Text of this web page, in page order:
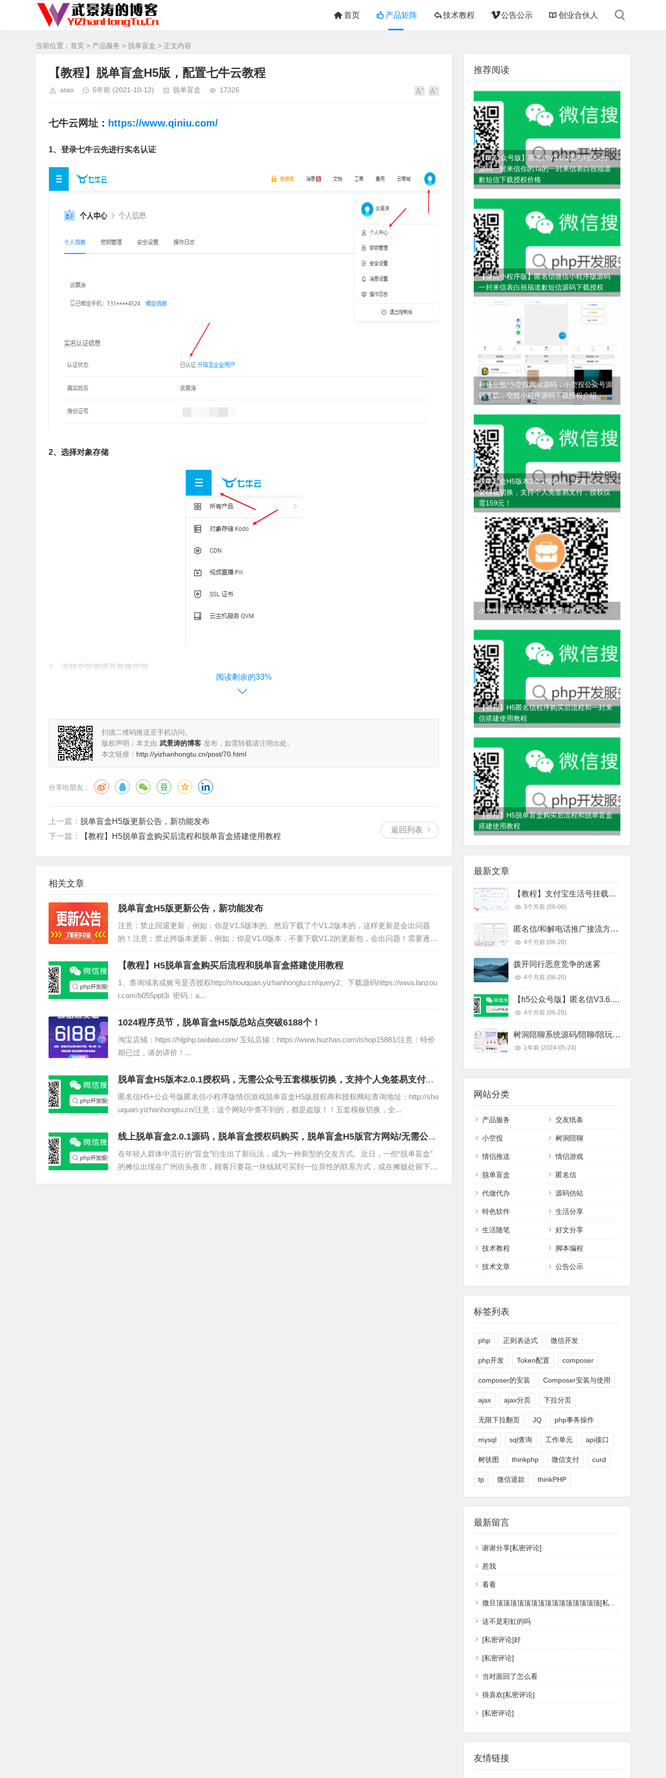
首页 产品矩阵 技术教程 公告公示 创业合伙人
当前位置： 首页 > 产品服务 > 脱单盲盒 > 正文内容
【教程】脱单盲盒H5版，配置七牛云教程
atao 5年前 (2021-10-12) 脱单盲盒 17326
七牛云网址： https://www.qiniu.com/
1、登录七牛云先进行实名认证
2、选择对象存储
3、选择空间管理并新建空间
4、自定义域名
阅读剩余的33%
扫描二维码推送至手机访问。
版权声明：本文由 武景涛的博客 发布，如需转载请注明出处。
本文链接： http://yizhanhongtu.cn/post/70.html
分享给朋友：
返回列表
上一篇： 脱单盲盒H5版更新公告，新功能发布
下一篇：
【教程】H5脱单盲盒购买后流程和脱单盲盒搭建使用教程
相关文章
脱单盲盒H5版更新公告，新功能发布
注意：禁止回退更新，例如：你是V1.5版本的、然后下载了个V1.2版本的，这样更新是会出问题
的！注意：禁止跨版本更新，例如：你是V1.0版本，不要下载V1.2的更新包，会出问题！需要逐个
升级！注意：在...
【教程】H5脱单盲盒购买后流程和脱单盲盒搭建使用教程
1、查询域名或账号是否授权http://shouquan.yizhanhongtu.cn/query2、下载源码https://wwa.lanzou
i.com/b055ppt3i 密码：a...
1024程序员节，脱单盲盒H5版总站点突破6188个！
淘宝店铺：https://hljphp.taobao.com/ 互站店铺：https://www.huzhan.com/ishop15881/注意：特价
期已过，请勿讲价！...
脱单盲盒H5版本2.0.1授权码，无需公众号五套模板切换，支持个人免签易支付，
授权仅需159元！
匿名信H5+公众号版匿名信小程序版情侣游戏脱单盲盒H5版授权商和授权网站查询地址：http://sho
uquan.yizhanhongtu.cn/注意：这个网站中查不到的，都是盗版！！五套模板切换，全...
线上脱单盲盒2.0.1源码，脱单盲盒授权码购买，脱单盲盒H5版官方网站/无需公众
号
在年轻人群体中流行的“盲盒”衍生出了新玩法，成为一种新型的交友方式。近日，一些“脱单盲盒”
的摊位出现在广州街头夜市，顾客只要花一块钱就可买到一位异性的联系方式，或在摊贩处留下自
推荐阅读
【h5公众号版】匿名信V3.6.2匿名电话app
源码一封来信你的Ta的一封来信表白祝福道
歉短信下载授权价格
【微信小程序版】匿名信微信小程序版源码
一封来信表白祝福道歉短信源码下载授权
3年前 (2022-08-25)
神秘空投/小空投网站源码，小空投公众号源
码下载，空投小程序源码下载授权介绍
脱单盲盒H5版本2.0.1授权码，无需公众号五
套模板切换，支持个人免签易支付，授权仅
需159元！
小空投神秘空投公众号版搭建教程
【教程】H5匿名信程序购买后流程和一封来
信搭建使用教程
【教程】H5脱单盲盒购买后流程和脱单盲盒
搭建使用教程
最新文章
【教程】支付宝生活号挂载网页链接教程
3个月前 (08-06)
匿名信/和解电话推广接流方案总结
4个月前 (06-20)
拨开同行恶意竞争的迷雾
4个月前 (06-20)
【h5公众号版】匿名信V3.6.2匿名电话app源码一封来信你的Ta的一封来信表白祝福道歉短信下载授权价格
4个月前 (06-20)
树洞陪聊系统源码/陪聊/陪玩/树洞/陪陪/公众号开发/源码交付/树洞系统源码
1年前 (2024-05-24)
网站分类
产品服务 交友纸条
小空投 树洞陪聊
情侣推送 情侣游戏
脱单盲盒 匿名信
代做代办 源码仿站
特色软件 生活分享
生活随笔 好文分享
技术教程 脚本编程
技术文章 公告公示
标签列表
php 正则表达式 微信开发
php开发 Token配置 composer
composer的安装 Composer安装与使用
ajax ajax分页 下拉分页
无限下拉翻页 JQ php事务操作
mysql sql查询 工作单元 api接口
树状图 thinkphp 微信支付 curd
tp 微信退款 thinkPHP
最新留言
谢谢分享[私密评论]
惹我
看看
撒旦顶顶顶顶顶顶顶顶顶顶顶顶顶顶顶[私密评论]
这不是彩虹的吗
[私密评论]好
[私密评论]
当对面回了怎么看
很喜欢[私密评论]
[私密评论]
友情链接